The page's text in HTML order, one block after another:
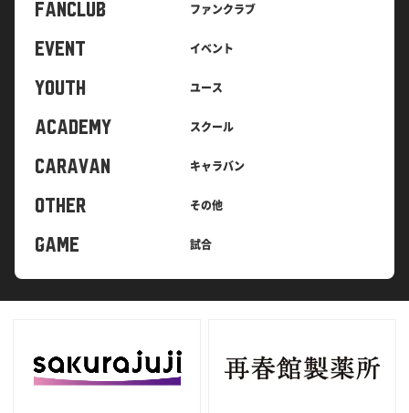
FANCLUB ファンクラブ
EVENT イベント
YOUTH ユース
ACADEMY スクール
CARAVAN キャラバン
OTHER その他
GAME 試合